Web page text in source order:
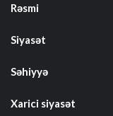
Rəsmi
Siyasət
Səhiyyə
Xarici siyasət